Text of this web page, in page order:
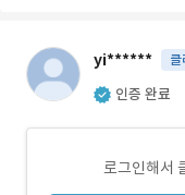
yi******
인증 완료
로그인해서